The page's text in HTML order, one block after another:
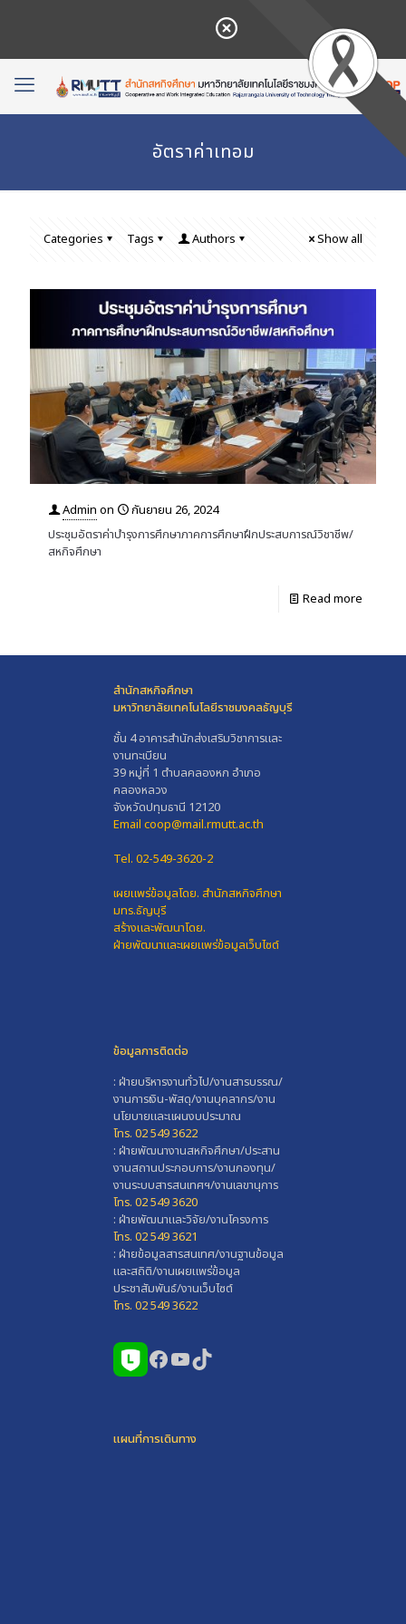
อัตราค่าเทอม
Categories Tags Authors Show all
Admin on
กันยายน 26, 2024
ประชุมอัตราค่าบำรุงการศึกษาภาคการศึกษาฝึกประสบการณ์วิชาชีพ/
สหกิจศึกษา
Read more
สำนักสหกิจศึกษา
มหาวิทยาลัยเทคโนโลยีราชมงคลธัญบุรี
ชั้น 4 อาคารสำนักส่งเสริมวิชาการและ
งานทะเบียน
39 หมู่ที่ 1 ตำบลคลองหก อำเภอ
คลองหลวง
จังหวัดปทุมธานี 12120
Email coop@mail.rmutt.ac.th
Tel. 02-549-3620-2
เผยแพร่ข้อมูลโดย. สำนักสหกิจศึกษา
มทร.ธัญบุรี
สร้างและพัฒนาโดย.
ฝ่ายพัฒนาและเผยแพร่ข้อมูลเว็บไซต์
ข้อมูลการติดต่อ
: ฝ่ายบริหารงานทั่วไป/งานสารบรรณ/
งานการเงิน-พัสดุ/งานบุคลากร/งาน
นโยบายและแผนงบประมาณ
โทร. 02 549 3622
: ฝ่ายพัฒนางานสหกิจศึกษา/ประสาน
งานสถานประกอบการ/งานกองทุน/
งานระบบสารสนเทศฯ/งานเลขานุการ
โทร. 02 549 3620
: ฝ่ายพัฒนาและวิจัย/งานโครงการ
โทร. 02 549 3621
: ฝ่ายข้อมูลสารสนเทศ/งานฐานข้อมูล
และสถิติ/งานเผยแพร่ข้อมูล
ประชาสัมพันธ์/งานเว็บไซต์
โทร. 02 549 3622
Facebook
YouTube
TikTok
แผนที่การเดินทาง